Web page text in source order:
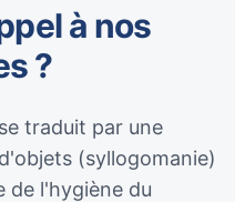
à nos
?
traduit par une
(syllogomanie)
de l'hygiène du